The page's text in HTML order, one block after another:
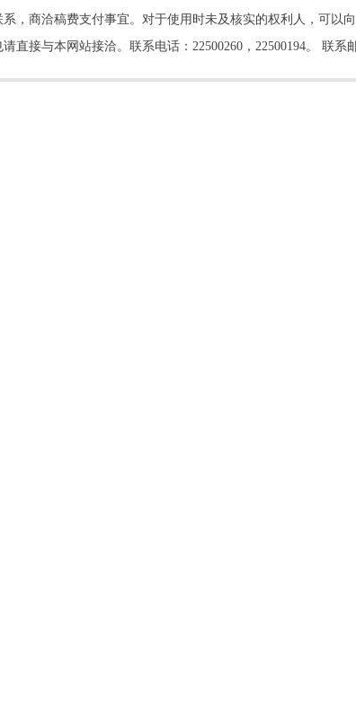
，商洽稿费支付事宜。对于使用时未及核实的权利人，可以
直接与本网站接洽。联系电话：22500260，22500194。 联系邮